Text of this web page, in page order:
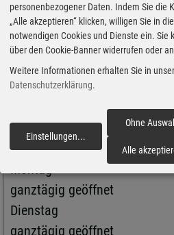
Schweriner Strasse 1
19077 Lübesse
Montag
ganztägig geöffnet
Dienstag
ganztägig geöffnet
personenbezogener Daten. Indem Sie die
„Alle akzeptieren“ klicken, willigen Sie in
notwendigen Cookies und Dienste ein. Sie
über den Cookie-Banner widerrufen oder
Weitere Informationen erhalten Sie in
Datenschutzerklärung.
Einstellungen...
Ohne
Alle